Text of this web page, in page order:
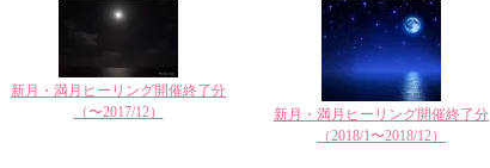
新月・満月ヒーリング開催終了分
（〜2017/12）
新月・満月ヒーリング開催終了分
（2018/1〜2018/12）